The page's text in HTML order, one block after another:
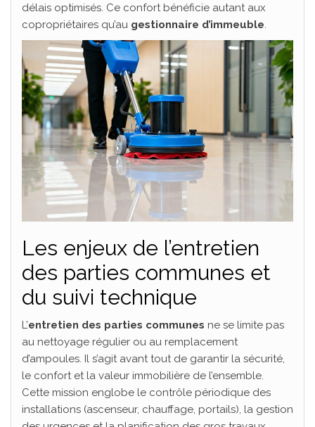
délais optimisés. Ce confort bénéficie autant aux
copropriétaires qu’au gestionnaire d’immeuble.
Les enjeux de l’entretien
des parties communes et
du suivi technique
L’entretien des parties communes ne se limite pas
au nettoyage régulier ou au remplacement
d’ampoules. Il s’agit avant tout de garantir la sécurité,
le confort et la valeur immobilière de l’ensemble.
Cette mission englobe le contrôle périodique des
installations (ascenseur, chauffage, portails), la gestion